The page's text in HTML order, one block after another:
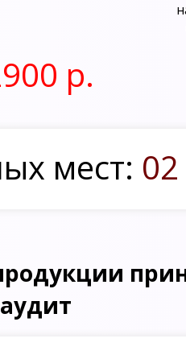
р.
мест: 02